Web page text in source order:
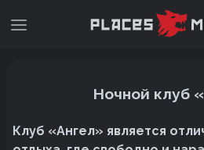
Ночной клуб
Клуб «Ангел» является